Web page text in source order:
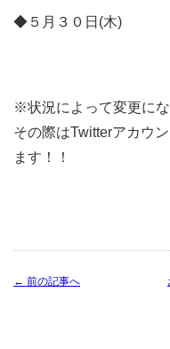
◆５月３０日(木)
※状況によって変更にな
その際はTwitterアカウ
ます！！
← 前の記事へ